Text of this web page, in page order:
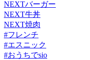
NEXTバーガー
NEXT牛丼
NEXT焼肉
#フレンチ
#エスニック
#おうちでsio